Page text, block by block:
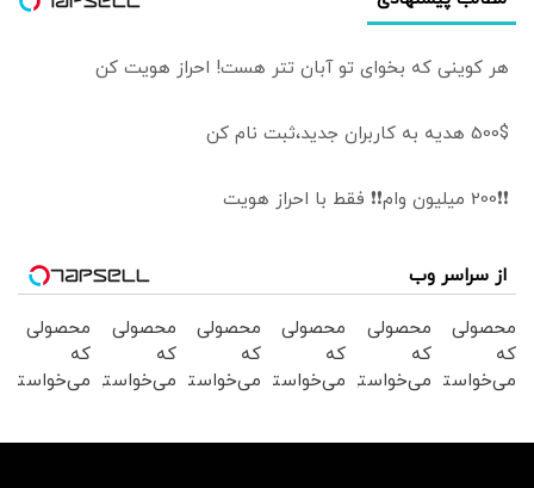
هر کوینی که بخوای تو آبان تتر هست! احراز هویت کن
500$ هدیه به کاربران جدید،ثبت نام کن
❗❗200 میلیون وام❗❗ فقط با احراز هویت
از سراسر وب
محصولی
که
می‌خواستی
محصولی
که
می‌خواستی
محصولی
که
می‌خواستی
محصولی
که
می‌خواستی
محصولی
که
می‌خواستی
محصولی
که
می‌خواستی